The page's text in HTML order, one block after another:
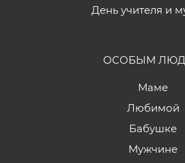
День учителя и
ОСОБЫМ
Маме
Любимой
Бабушке
Мужчине